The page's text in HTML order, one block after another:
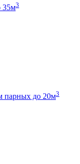
35м3
парных до 20м3